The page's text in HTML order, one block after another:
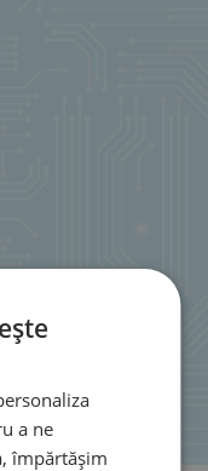
a ne
împărtășim